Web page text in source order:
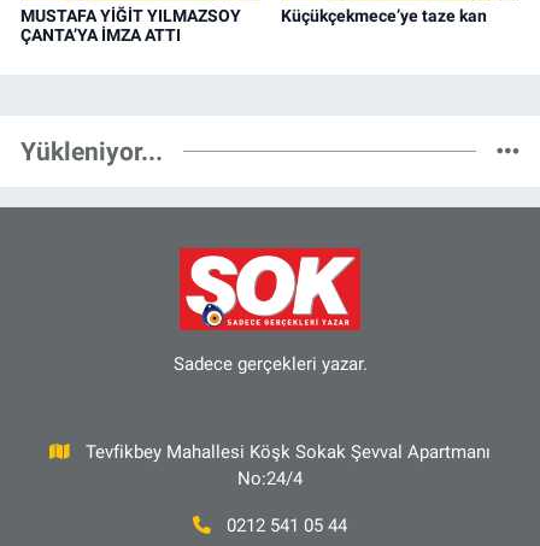
MUSTAFA YİĞİT YILMAZSOY
ÇANTA’YA İMZA ATTI
Küçükçekmece’ye taze kan
Yükleniyor...
Sadece gerçekleri yazar.
Tevfikbey Mahallesi Köşk Sokak Şevval Apartmanı
No:24/4
0212 541 05 44